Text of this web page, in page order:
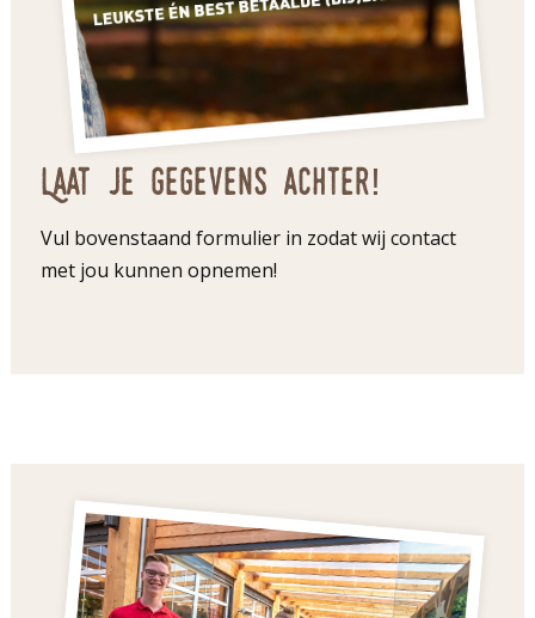
Laat je gegevens achter!
Vul bovenstaand formulier in zodat wij contact
met jou kunnen opnemen!